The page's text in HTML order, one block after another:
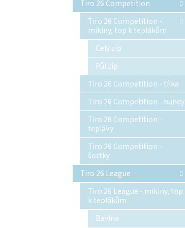
Tiro 26 Competition
Tiro 26 Competition -
mikiny, top k teplákům
Celý zip
Půl zip
Tiro 26 Competition - tílka
Tiro 26 Competition - bundy
Tiro 26 Competition -
tepláky
Tiro 26 Competition -
šortky
Tiro 26 League
Tiro 26 League - mikiny, top
k teplákům
Bavlna